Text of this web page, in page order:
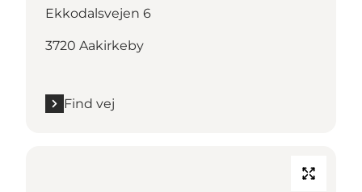
Ekkodalsvejen 6
3720 Aakirkeby
Find vej